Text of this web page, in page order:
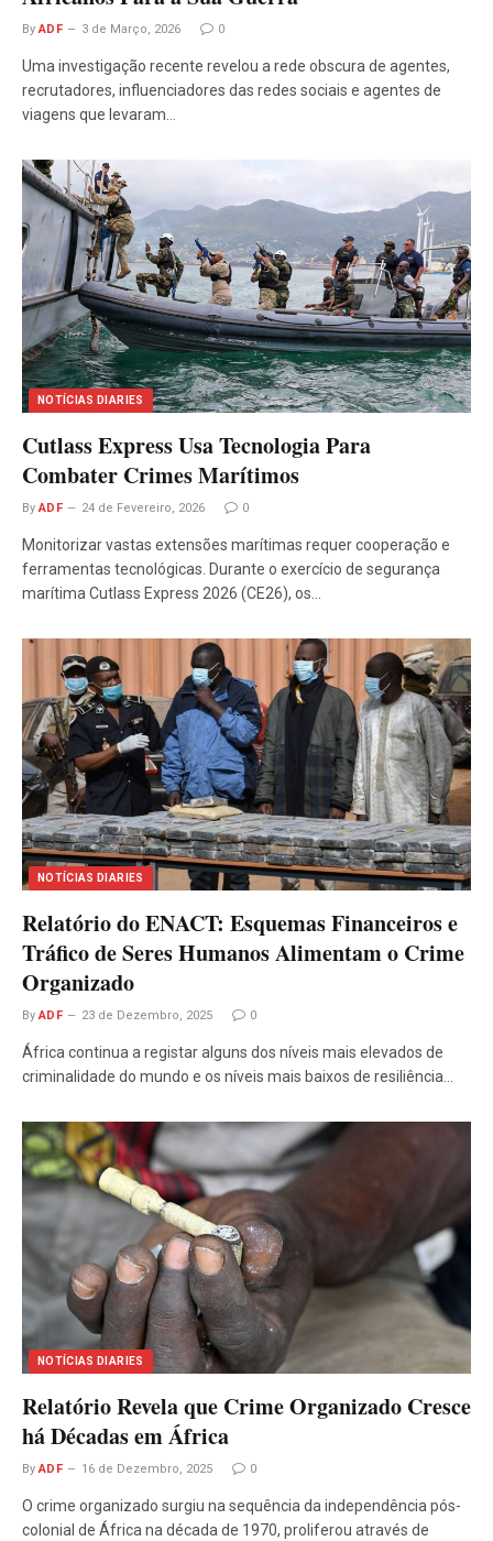
By ADF 3 de Março, 2026 0
Uma investigação recente revelou a rede obscura de agentes,
recrutadores, influenciadores das redes sociais e agentes de
viagens que levaram…
NOTÍCIAS DIARIES
Cutlass Express Usa Tecnologia Para
Combater Crimes Marítimos
By ADF 24 de Fevereiro, 2026 0
Monitorizar vastas extensões marítimas requer cooperação e
ferramentas tecnológicas. Durante o exercício de segurança
marítima Cutlass Express 2026 (CE26), os…
NOTÍCIAS DIARIES
Relatório do ENACT: Esquemas Financeiros e
Tráfico de Seres Humanos Alimentam o Crime
Organizado
By ADF 23 de Dezembro, 2025 0
África continua a registar alguns dos níveis mais elevados de
criminalidade do mundo e os níveis mais baixos de resiliência…
NOTÍCIAS DIARIES
Relatório Revela que Crime Organizado Cresce
há Décadas em África
By ADF 16 de Dezembro, 2025 0
O crime organizado surgiu na sequência da independência pós-
colonial de África na década de 1970, proliferou através de